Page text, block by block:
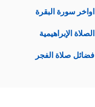
اواخر سورة البقرة
الصلاة الإبراهيمية
فضائل صلاة الفجر